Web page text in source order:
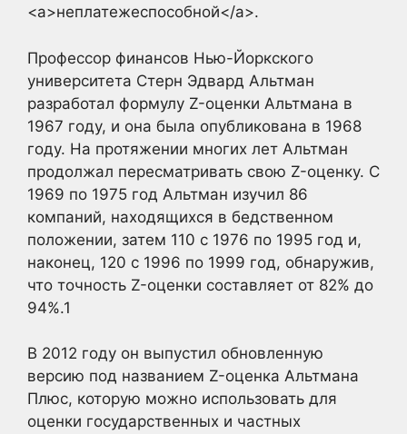
<a>неплатежеспособной</a>.
Профессор финансов Нью-Йоркского
университета Стерн Эдвард Альтман
разработал формулу Z-оценки Альтмана в
1967 году, и она была опубликована в 1968
году. На протяжении многих лет Альтман
продолжал пересматривать свою Z-оценку. С
1969 по 1975 год Альтман изучил 86
компаний, находящихся в бедственном
положении, затем 110 с 1976 по 1995 год и,
наконец, 120 с 1996 по 1999 год, обнаружив,
что точность Z-оценки составляет от 82% до
94%.1
В 2012 году он выпустил обновленную
версию под названием Z-оценка Альтмана
Плюс, которую можно использовать для
оценки государственных и частных